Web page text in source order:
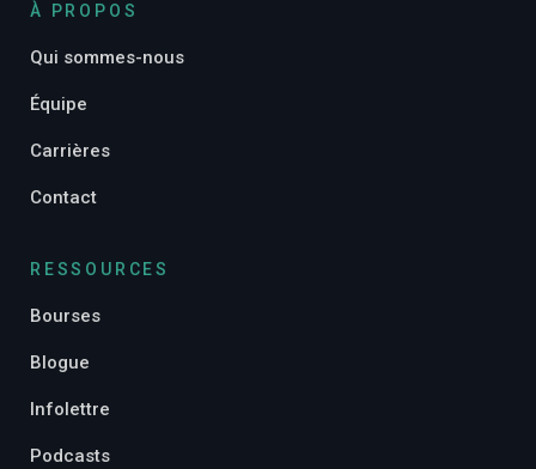
À PROPOS
Qui sommes-nous
Équipe
Carrières
Contact
RESSOURCES
Bourses
Blogue
Infolettre
Podcasts